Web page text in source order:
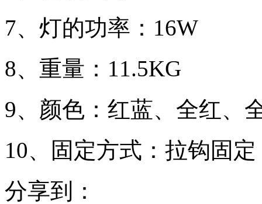
7、灯的功率：16W
8、重量：11.5KG
9、颜色：红蓝、全红、
10、固定方式：拉钩固定
分享到：